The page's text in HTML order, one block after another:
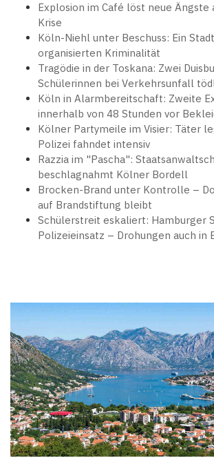
Explosion im Café löst neue Ängste
Krise
Köln-Niehl unter Beschuss: Ein
organisierten Kriminalität
Tragödie in der Toskana: Zwei
Schülerinnen bei Verkehrsunfall
Köln in Alarmbereitschaft: Zweite
innerhalb von 48 Stunden vor
Kölner Partymeile im Visier: Täter
Polizei fahndet intensiv
Razzia im "Pascha":
beschlagnahmt Kölner Bordell
Brocken-Brand unter Kontrolle –
auf Brandstiftung bleibt
Schülerstreit eskaliert: Hamburger
Polizeieinsatz – Drohungen auch in